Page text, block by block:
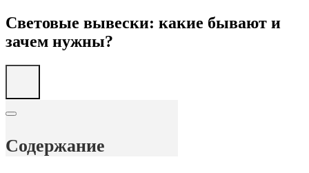
Световые вывески: какие бывают и
зачем нужны?
Содержание